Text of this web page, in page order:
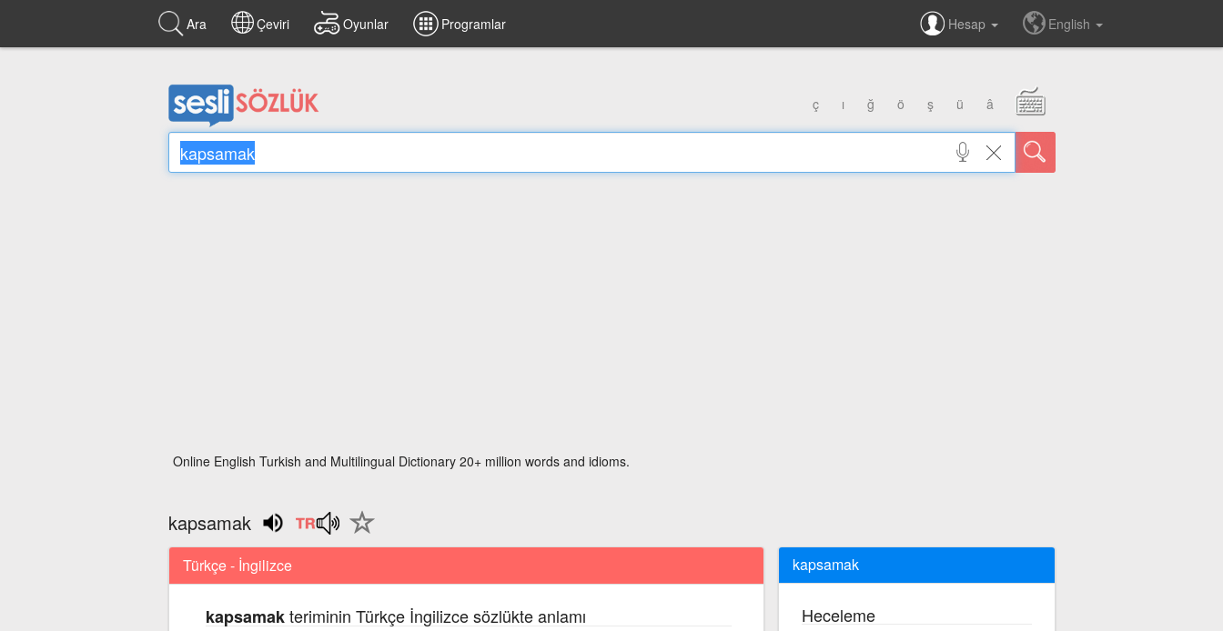
Ara Çeviri Oyunlar Programlar Hesap English
ç ı ğ ö ş ü â
Online English Turkish and Multilingual Dictionary 20+ million words and idioms.
kapsamak
Türkçe - İngilizce
kapsamakteriminin Türkçe İngilizce sözlükte anlamı
kapsamak
Heceleme